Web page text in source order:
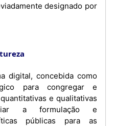
designado por
para congregar e
e qualitativas
a formulação e
públicas para as